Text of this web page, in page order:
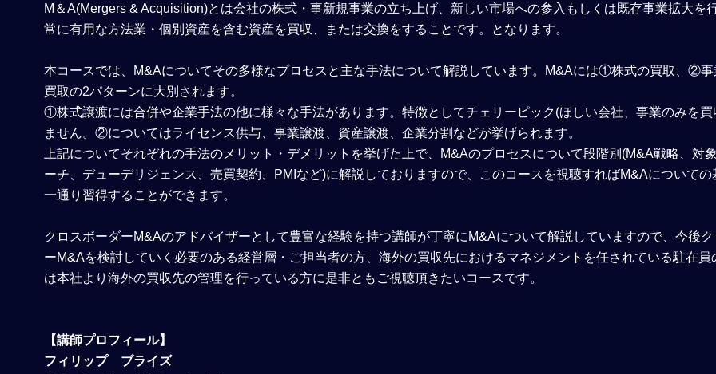
M＆A(Mergers & Acquisition)とは会社の株式・事新規事業の立ち上げ、新しい市場への参入もしくは既存事業拡大を
常に有用な方法業・個別資産を含む資産を買収、または交換をすることです。となります。
本コースでは、M&Aについてその多様なプロセスと主な手法について解説しています。M&Aには①株式の買取、②
買取の2パターンに大別されます。
①株式譲渡には合併や企業手法の他に様々な手法があります。特徴としてチェリーピック(ほしい会社、事業のみを買
ません。②についてはライセンス供与、事業譲渡、資産譲渡、企業分割などが挙げられます。
上記についてそれぞれの手法のメリット・デメリットを挙げた上で、M&Aのプロセスについて段階別(M&A戦略、対
ーチ、デューデリジェンス、売買契約、PMIなど)に解説しておりますので、このコースを視聴すればM&Aについての
一通り習得することができます。
クロスボーダーM&Aのアドバイザーとして豊富な経験を持つ講師が丁寧にM&Aについて解説していますので、今後
ーM&Aを検討していく必要のある経営層・ご担当者の方、海外の買収先におけるマネジメントを任されている駐在員
は本社より海外の買収先の管理を行っている方に是非ともご視聴頂きたいコースです。
【講師プロフィール】
フィリップ ブライズ